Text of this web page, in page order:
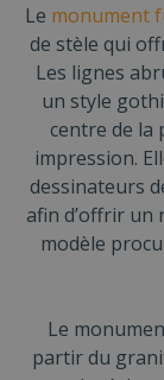
Le monument
de stèle qui
Les lignes
un style
centre de la
impression.
dessinateurs
afin d’offrir un
modèle
Le
partir du